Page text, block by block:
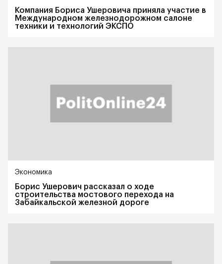
Компания Бориса Ушеровича приняла участие в
Международном железнодорожном салоне
техники и технологий ЭКСПО
Экономика
Борис Ушерович рассказал о ходе
строительства мостового перехода на
Забайкальской железной дороге